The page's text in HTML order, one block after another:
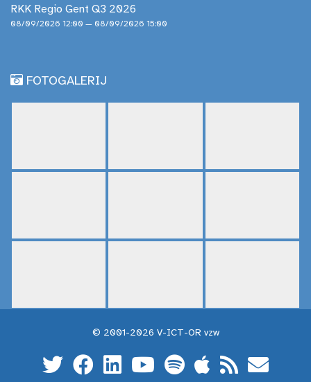
RKK Regio Gent Q3 2026
08/09/2026 12:00 — 08/09/2026 15:00
FOTOGALERIJ
© 2001-2026 V-ICT-OR vzw